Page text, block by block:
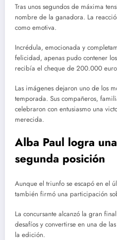
Tras unos segundos de máxima
nombre de la ganadora. La
como emotiva.
Incrédula, emocionada y
felicidad, apenas pudo contener
recibía el cheque de 200.000
Las imágenes dejaron uno de los
temporada. Sus compañeros,
celebraron con entusiasmo una
merecida.
Alba Paul logra
segunda posición
Aunque el triunfo se escapó en el
también firmó una participación
La concursante alcanzó la gran
desafíos y convertirse en una de
la edición.